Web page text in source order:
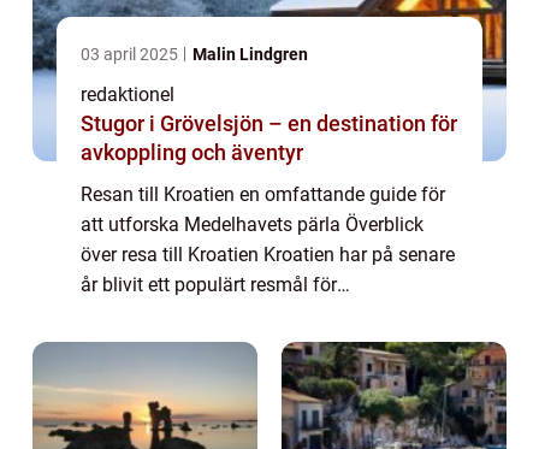
03 april 2025 Malin Lindgren
redaktionel
Stugor i Grövelsjön – en destination för
avkoppling och äventyr
Resan till Kroatien en omfattande guide för
att utforska Medelhavets pärla Överblick
över resa till Kroatien Kroatien har på senare
år blivit ett populärt resmål för
mångsidig semesterupplevelse. Beläget vid
Adria...